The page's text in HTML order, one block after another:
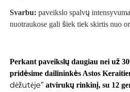
Svarbu: paveikslo spalvų
nuotraukose gali šiek tiek skirtis nuo
Perkant paveikslų daugiau nei už
pridėsime dailininkės Astos
dėžutėje” atvirukų rinkinį, su 12